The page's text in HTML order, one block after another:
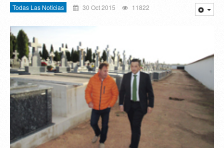
Todas Las Noticias 30 Oct 2015 11822